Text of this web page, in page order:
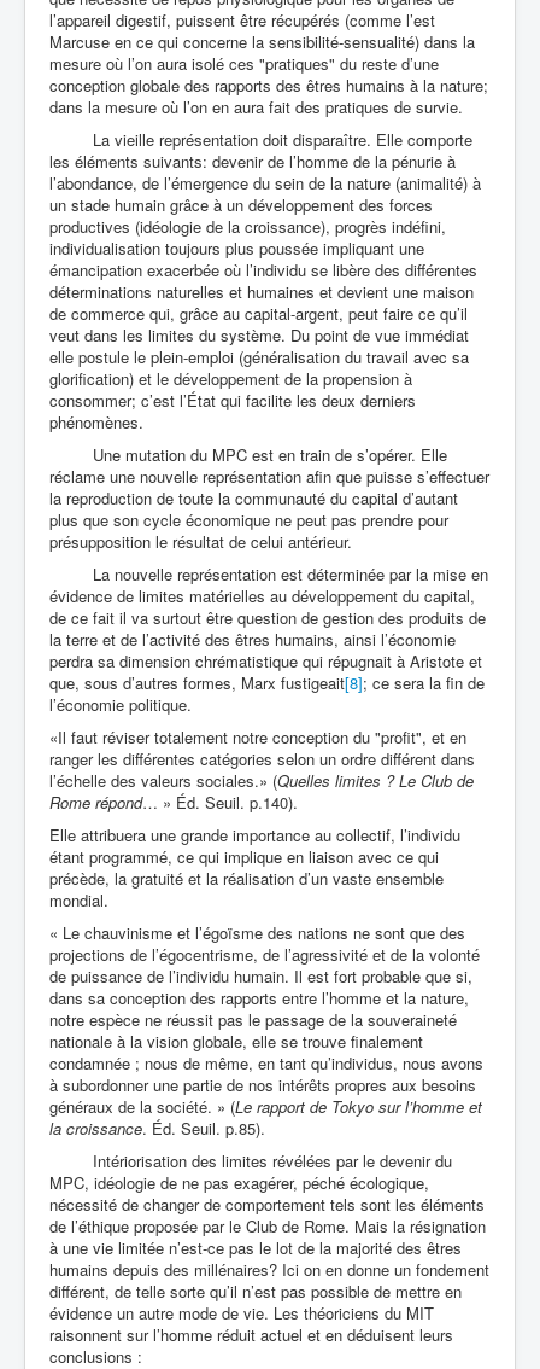
l’appareil digestif, puissent être récupérés (comme l’est
Marcuse en ce qui concerne la sensibilité-sensualité) dans la
mesure où l’on aura isolé ces "pratiques" du reste d’une
conception globale des rapports des êtres humains à la nature;
dans la mesure où l’on en aura fait des pratiques de survie.
La vieille représentation doit disparaître. Elle comporte
les éléments suivants: devenir de l’homme de la pénurie à
l’abondance, de l’émergence du sein de la nature (animalité) à
un stade humain grâce à un développement des forces
productives (idéologie de la croissance), progrès indéfini,
individualisation toujours plus poussée impliquant une
émancipation exacerbée où l’individu se libère des différentes
déterminations naturelles et humaines et devient une maison
de commerce qui, grâce au capital-argent, peut faire ce qu’il
veut dans les limites du système. Du point de vue immédiat
elle postule le plein-emploi (généralisation du travail avec sa
glorification) et le développement de la propension à
consommer; c’est l’État qui facilite les deux derniers
phénomènes.
Une mutation du MPC est en train de s’opérer. Elle
réclame une nouvelle représentation afin que puisse s’effectuer
la reproduction de toute la communauté du capital d’autant
plus que son cycle économique ne peut pas prendre pour
présupposition le résultat de celui antérieur.
La nouvelle représentation est déterminée par la mise en
évidence de limites matérielles au développement du capital,
de ce fait il va surtout être question de gestion des produits de
la terre et de l’activité des êtres humains, ainsi l’économie
perdra sa dimension chrématistique qui répugnait à Aristote et
que, sous d’autres formes, Marx fustigeait[8]; ce sera la fin de
l’économie politique.
«Il faut réviser totalement notre conception du "profit", et en
ranger les différentes catégories selon un ordre différent dans
l’échelle des valeurs sociales.» (Quelles limites ? Le Club de
Rome répond… » Éd. Seuil. p.140).
Elle attribuera une grande importance au collectif, l’individu
étant programmé, ce qui implique en liaison avec ce qui
précède, la gratuité et la réalisation d’un vaste ensemble
mondial.
« Le chauvinisme et l’égoïsme des nations ne sont que des
projections de l’égocentrisme, de l’agressivité et de la volonté
de puissance de l’individu humain. Il est fort probable que si,
dans sa conception des rapports entre l’homme et la nature,
notre espèce ne réussit pas le passage de la souveraineté
nationale à la vision globale, elle se trouve finalement
condamnée ; nous de même, en tant qu’individus, nous avons
à subordonner une partie de nos intérêts propres aux besoins
généraux de la société. » (Le rapport de Tokyo sur l’homme et
la croissance. Éd. Seuil. p.85).
Intériorisation des limites révélées par le devenir du
MPC, idéologie de ne pas exagérer, péché écologique,
nécessité de changer de comportement tels sont les éléments
de l’éthique proposée par le Club de Rome. Mais la résignation
à une vie limitée n’est-ce pas le lot de la majorité des êtres
humains depuis des millénaires? Ici on en donne un fondement
différent, de telle sorte qu’il n’est pas possible de mettre en
évidence un autre mode de vie. Les théoriciens du MIT
raisonnent sur l’homme réduit actuel et en déduisent leurs
conclusions :